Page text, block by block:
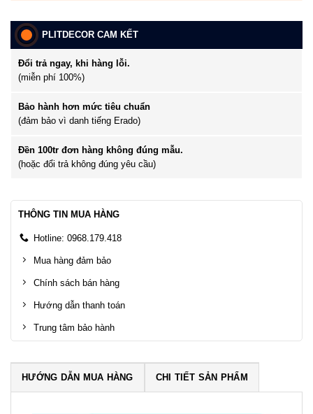
PLITDECOR CAM KẾT
Đổi trả ngay, khi hàng lỗi.
(miễn phí 100%)
Bảo hành hơn mức tiêu chuẩn
(đảm bảo vì danh tiếng Erado)
Đền 100tr đơn hàng không đúng mẫu.
(hoặc đổi trả không đúng yêu cầu)
THÔNG TIN MUA HÀNG
Hotline: 0968.179.418
Mua hàng đảm bảo
Chính sách bán hàng
Hướng dẫn thanh toán
Trung tâm bảo hành
HƯỚNG DẪN MUA HÀNG CHI TIẾT SẢN PHẨM